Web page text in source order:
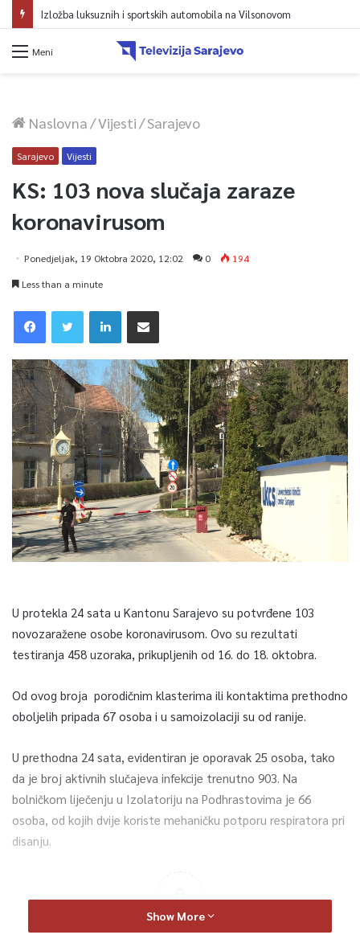
Izložba luksuznih i sportskih automobila na Vilsonovom
Meni
Naslovna/Vijesti/Sarajevo
Sarajevo Vijesti
KS: 103 nova slučaja zaraze
koronavirusom
Ponedjeljak, 19 Oktobra 2020, 12:02 0
194
Less than a minute
U protekla 24 sata u Kantonu Sarajevo su potvrđene 103
novozaražene osobe koronavirusom. Ovo su rezultati
testiranja 458 uzoraka, prikupljenih od 16. do 18. oktobra.
Od ovog broja porodičnim klasterima ili kontaktima prethodno
oboljelih pripada 67 osoba i u samoizolaciji su od ranije.
U prethodna 24 sata, evidentiran je oporavak 25 osoba, tako
da je broj aktivnih slučajeva infekcije trenutno 903. Na
bolničkom liječenju u Izolatoriju na Podhrastovima je 66
osoba, od kojih dvije koriste mehaničku potporu respiratora pri
disanju.
0
Article Rating
Show More